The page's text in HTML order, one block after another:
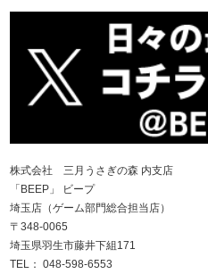
株式会社 三月うさぎの森 内支店
「BEEP」 ビープ
埼玉店（ゲーム部門総合担当店）
〒348-0065
埼玉県羽生市藤井下組171
TEL： 048-598-6553